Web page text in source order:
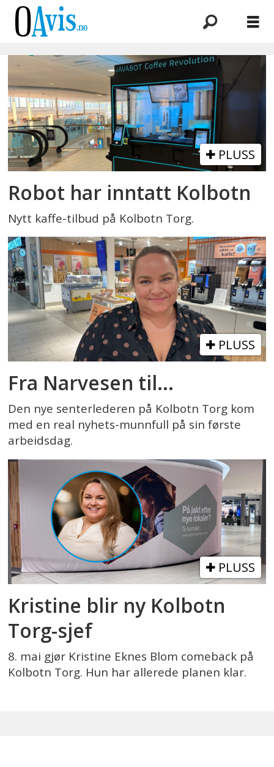
Emne:
kristine
eknes
blom
PLUSS
Robot har inntatt Kolbotn
Nytt kaffe-tilbud på Kolbotn Torg.
PLUSS
Fra Narvesen til...
Den nye senterlederen på Kolbotn Torg kom
med en real nyhets-munnfull på sin første
arbeidsdag.
PLUSS
Kristine blir ny Kolbotn
Torg-sjef
8. mai gjør Kristine Eknes Blom comeback på
Kolbotn Torg. Hun har allerede planen klar.